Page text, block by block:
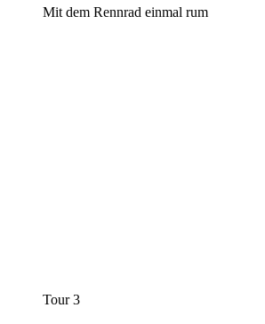
Mit dem Rennrad einmal rum
Tour 3